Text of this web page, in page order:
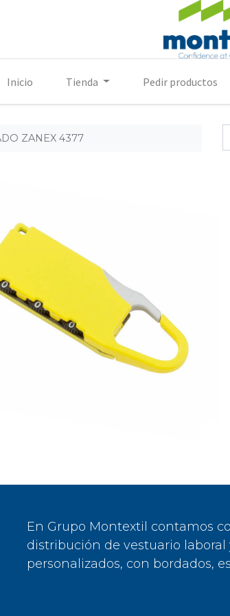
Inicio Tienda Pedir productos
ZANEX 4377
En Grupo Montextil contamos
distribución de vestuario laboral
personalizados, con bordados,